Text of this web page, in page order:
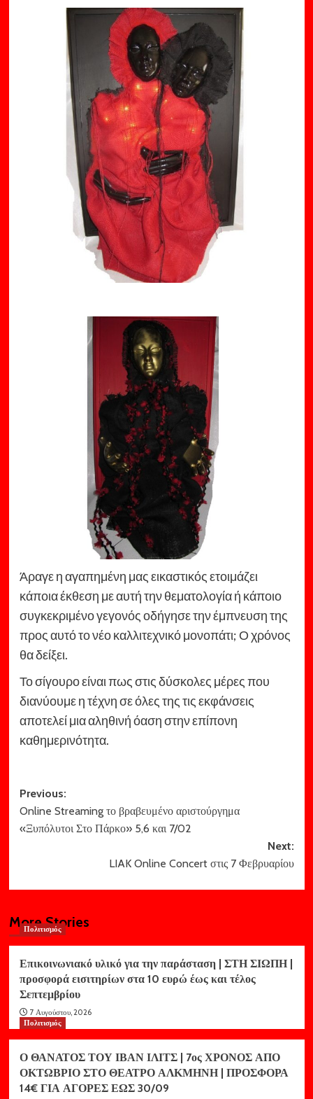
Άραγε η αγαπημένη μας εικαστικός ετοιμάζει
κάποια έκθεση με αυτή την θεματολογία ή κάποιο
συγκεκριμένο γεγονός οδήγησε την έμπνευση της
προς αυτό το νέο καλλιτεχνικό μονοπάτι; Ο χρόνος
θα δείξει.
Το σίγουρο είναι πως στις δύσκολες μέρες που
διανύουμε η τέχνη σε όλες της τις εκφάνσεις
αποτελεί μια αληθινή όαση στην επίπονη
καθημερινότητα.
Post
navigation
Previous:
Online Streaming το βραβευμένο αριστούργημα
«Ξυπόλυτοι Στο Πάρκο» 5,6 και 7/02
Next:
LIAK Online Concert στις 7 Φεβρυαρίου
More Stories
Πολιτισμός
Επικοινωνιακό υλικό για την παράσταση | ΣΤΗ ΣΙΩΠΗ |
προσφορά εισιτηρίων στα 10 ευρώ έως και τέλος
Σεπτεμβρίου
7 Αυγούστου, 2026
Πολιτισμός
Ο ΘΑΝΑΤΟΣ ΤΟΥ ΙΒΑΝ ΙΛΙΤΣ | 7ος ΧΡΟΝΟΣ ΑΠΟ
ΟΚΤΩΒΡΙΟ ΣΤΟ ΘΕΑΤΡΟ ΑΛΚΜΗΝΗ | ΠΡΟΣΦΟΡΑ
14€ ΓΙΑ ΑΓΟΡΕΣ ΕΩΣ 30/09